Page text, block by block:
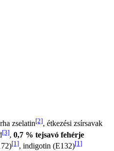
zselatin[2], étkezési zsírsavak
[3], 0,7 % tejsavó fehérje
[1], indigotin (E132)[1]